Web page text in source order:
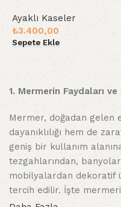
Ayaklı Kaseler
₺3.400,00
Sepete Ekle
1. Mermerin Faydaları ve
Mermer, doğadan gelen
dayanıklılığı hem de
geniş bir kullanım
tezgahlarından,
mobilyalardan dekoratif
tercih edilir. İşte